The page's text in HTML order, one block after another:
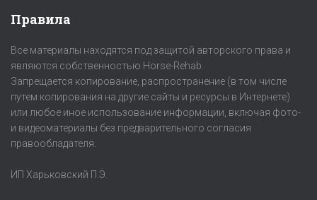
Правила
Все материалы находятся под защитой авторского права и
являются собственностью Horse-Rehab.
Запрещается копирование, распространение (в том числе
путем копирования на другие сайты и ресурсы в Интернете)
или любое иное использование информации, включая фото-
и видеоматериалы без предварительного согласия
правообладателя.
ИП Харьковский П.Э.